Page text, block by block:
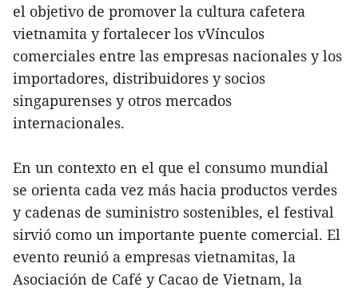
el objetivo de promover la cultura cafetera
vietnamita y fortalecer los vVínculos
comerciales entre las empresas nacionales y los
importadores, distribuidores y socios
singapurenses y otros mercados
internacionales.
En un contexto en el que el consumo mundial
se orienta cada vez más hacia productos verdes
y cadenas de suministro sostenibles, el festival
sirvió como un importante puente comercial. El
evento reunió a empresas vietnamitas, la
Asociación de Café y Cacao de Vietnam, la